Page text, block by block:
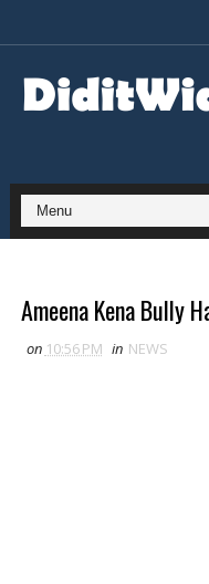
Ameena Kena Bully
on 10:56 PM in NEWS